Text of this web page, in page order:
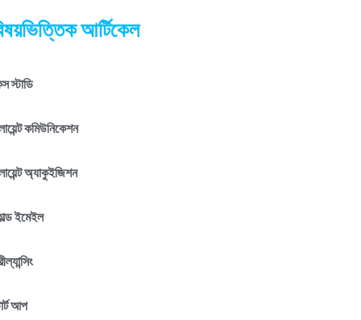
আর্টিকেল
স্টাডি
কমিউনিকেশন
অ্যাকুইজিশন
ইমেইল
আপ